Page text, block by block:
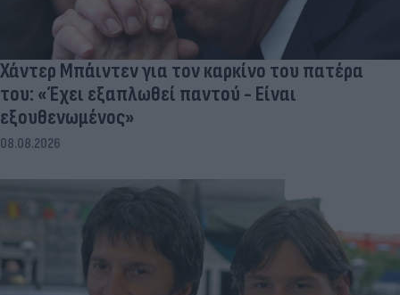
Χάντερ Μπάιντεν για τον καρκίνο του πατέρα
του: «Έχει εξαπλωθεί παντού - Είναι
εξουθενωμένος»
08.08.2026